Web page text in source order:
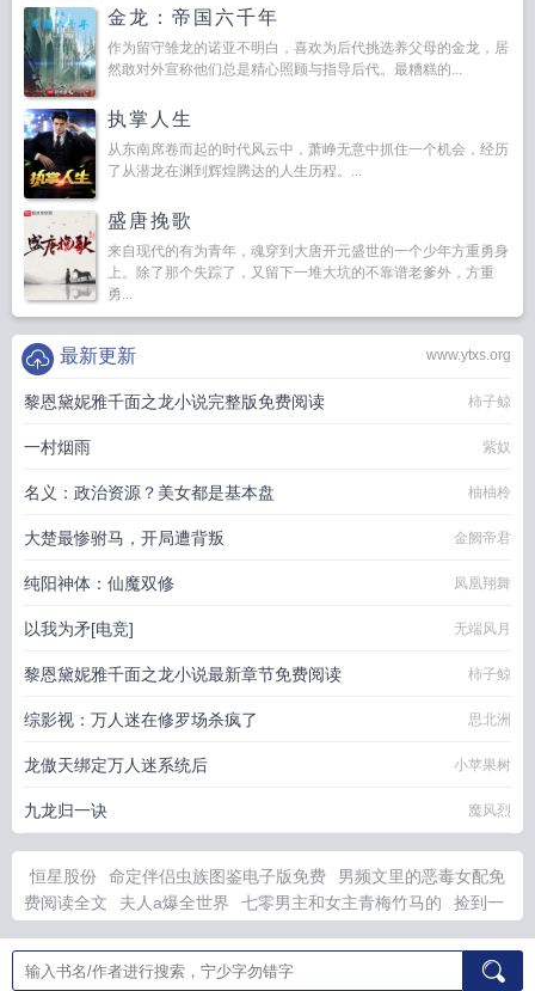
金龙：帝国六千年
作为留守雏龙的诺亚不明白，喜欢为后代挑选养父母的金龙，居
然敢对外宣称他们总是精心照顾与指导后代。最糟糕的...
执掌人生
从东南席卷而起的时代风云中，萧峥无意中抓住一个机会，经历
了从潜龙在渊到辉煌腾达的人生历程。...
盛唐挽歌
来自现代的有为青年，魂穿到大唐开元盛世的一个少年方重勇身
上。除了那个失踪了，又留下一堆大坑的不靠谱老爹外，方重
勇...
www.ytxs.org
最新更新
黎恩黛妮雅千面之龙小说完整版免费阅读 柿子鲸
一村烟雨 紫奴
名义：政治资源？美女都是基本盘 柚柚柃
大楚最惨驸马，开局遭背叛 金阙帝君
纯阳神体：仙魔双修 凤凰翔舞
以我为矛[电竞] 无端风月
黎恩黛妮雅千面之龙小说最新章节免费阅读 柿子鲸
综影视：万人迷在修罗场杀疯了 思北洲
龙傲天绑定万人迷系统后 小苹果树
九龙归一诀 魔风烈
恒星股份 命定伴侣虫族图鉴电子版免费
男频文里的恶毒女配免
费阅读全文
夫人a爆全世界 七零男主和女主青梅竹马的
捡到一
全集
我把魔尊当朋友他竟对我动了心 捡到一只失忆小忠犬
至此
方休kards
神印王座免费完整版观看全集 苏明和秦艳免费阅读